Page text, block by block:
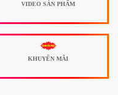
VIDEO SẢN PHẨM
KHUYẾN MÃI